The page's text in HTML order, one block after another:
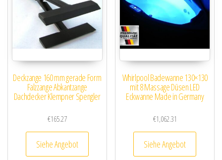
Deckzange 160 mm gerade Form
Falzzange Abkantzange
Dachdecker Klempner Spengler
€165.27
Siehe Angebot
Whirlpool Badewanne 130×130
mit 8 Massage Düsen LED
Eckwanne Made in Germany
€1,062.31
Siehe Angebot